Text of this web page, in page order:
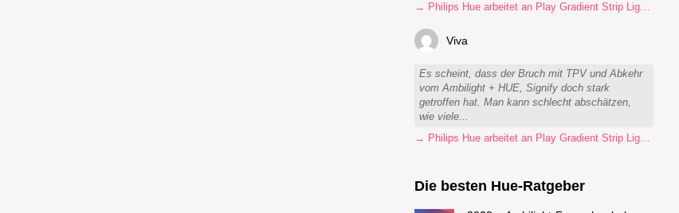
Viva
Es scheint, dass der Bruch mit TPV und Abkehr
vom Ambilight + HUE, Signify doch stark
getroffen hat. Man kann schlecht abschätzen,
wie viele...
→ Philips Hue arbeitet an Play Gradient Strip Light Pro
Die besten Hue-Ratgeber